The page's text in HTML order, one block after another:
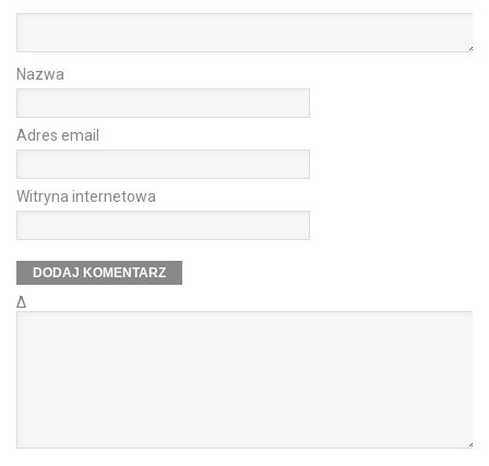
Nazwa
Adres email
Witryna internetowa
Δ